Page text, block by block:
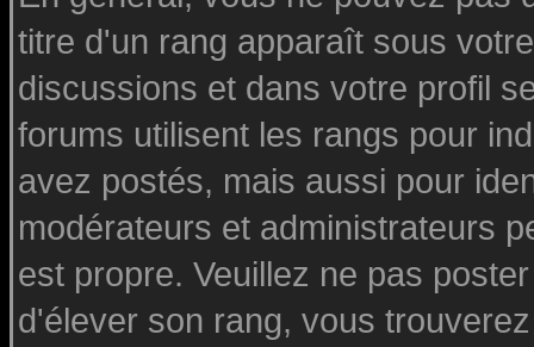
titre d'un rang apparaît sous
discussions et dans votre profil
forums utilisent les rangs pour
avez postés, mais aussi pour
modérateurs et administrateurs
est propre. Veuillez ne pas
d'élever son rang, vous